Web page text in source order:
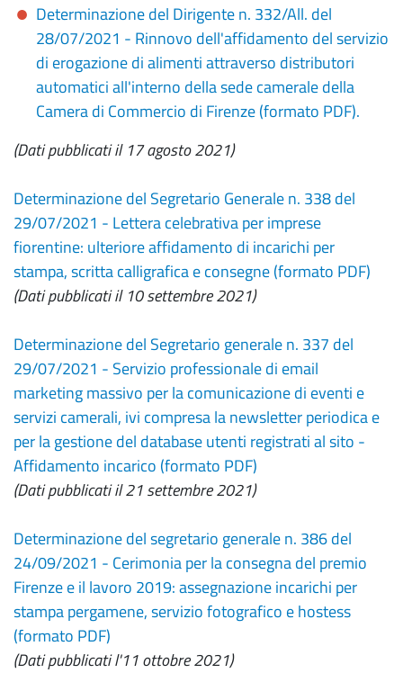
Determinazione del Dirigente n. 332/All. del
28/07/2021 - Rinnovo dell'affidamento del servizio
di erogazione di alimenti attraverso distributori
automatici all'interno della sede camerale della
Camera di Commercio di Firenze (formato PDF).
(Dati pubblicati il 17 agosto 2021)
Determinazione del Segretario Generale n. 338 del
29/07/2021 - Lettera celebrativa per imprese
fiorentine: ulteriore affidamento di incarichi per
stampa, scritta calligrafica e consegne (formato PDF)
(Dati pubblicati il 10 settembre 2021)
Determinazione del Segretario generale n. 337 del
29/07/2021 - Servizio professionale di email
marketing massivo per la comunicazione di eventi e
servizi camerali, ivi compresa la newsletter periodica e
per la gestione del database utenti registrati al sito -
Affidamento incarico (formato PDF)
(Dati pubblicati il 21 settembre 2021)
Determinazione del segretario generale n. 386 del
24/09/2021 - Cerimonia per la consegna del premio
Firenze e il lavoro 2019: assegnazione incarichi per
stampa pergamene, servizio fotografico e hostess
(formato PDF)
(Dati pubblicati l'11 ottobre 2021)